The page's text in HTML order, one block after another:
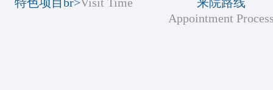
Appointment